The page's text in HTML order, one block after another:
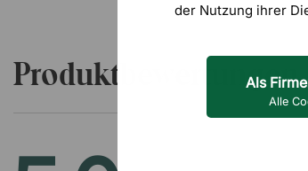
der Nutzung ihrer
Als
Alle
Produktbewertungen